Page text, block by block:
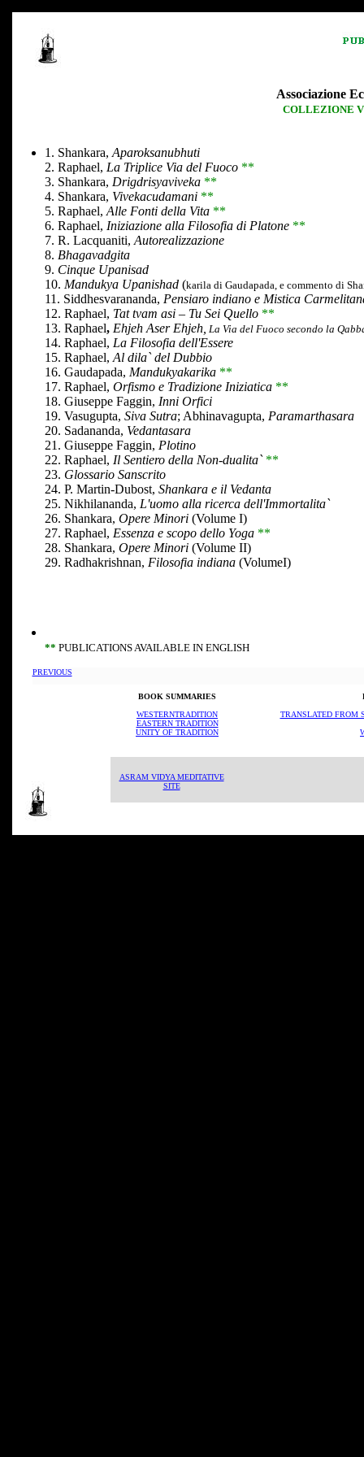
Associazione
COLLEZIONE
1. Shankara, Aparoksanubhuti
2. Raphael, La Triplice Via del Fuoco **
3. Shankara, Drigdrisyaviveka **
4. Shankara, Vivekacudamani **
5. Raphael, Alle Fonti della Vita **
6. Raphael, Iniziazione alla Filosofia di Platone **
7. R. Lacquaniti, Autorealizzazione
8. Bhagavadgita
9. Cinque Upanisad
10. Mandukya Upanishad (karila di Gaudapada, e commento di
11. Siddhesvarananda, Pensiaro indiano e Mistica
12. Raphael, Tat tvam asi – Tu Sei Quello **
13. Raphael, Ehjeh Aser Ehjeh, La Via del Fuoco secondo la
14. Raphael, La Filosofia dell'Essere
15. Raphael, Al dila` del Dubbio
16. Gaudapada, Mandukyakarika **
17. Raphael, Orfismo e Tradizione Iniziatica **
18. Giuseppe Faggin, Inni Orfici
19. Vasugupta, Siva Sutra; Abhinavagupta, Paramarthasara
20. Sadananda, Vedantasara
21. Giuseppe Faggin, Plotino
22. Raphael, Il Sentiero della Non-dualita` **
23. Glossario Sanscrito
24. P. Martin-Dubost, Shankara e il Vedanta
25. Nikhilananda, L'uomo alla ricerca dell'Immortalita`
26. Shankara, Opere Minori (Volume I)
27. Raphael, Essenza e scopo dello Yoga **
28. Shankara, Opere Minori (Volume II)
29. Radhakrishnan, Filosofia indiana (VolumeI)
** PUBLICATIONS AVAILABLE IN ENGLISH
PREVIOUS
BOOK SUMMARIES
WESTERNTRADITION
EASTERN TRADITION
UNITY OF TRADITION
TRANSLATED FROM
ASRAM VIDYA MEDITATIVE
SITE